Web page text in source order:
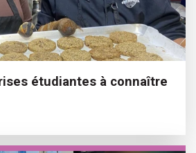
étudiantes à connaître